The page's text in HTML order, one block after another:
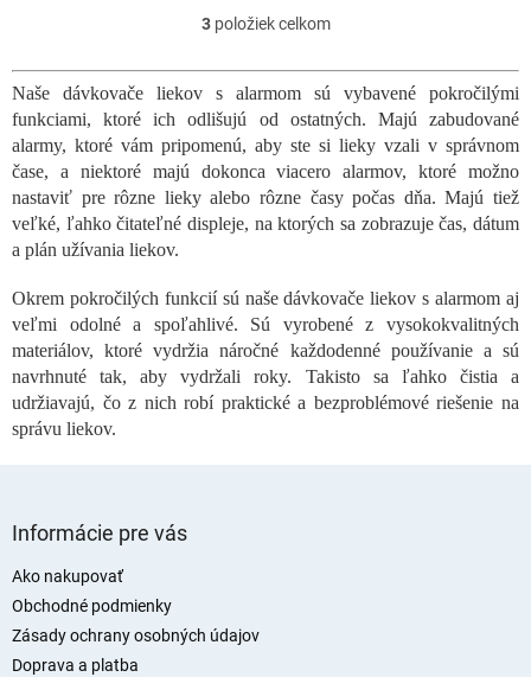
O
l
á
d
a
c
i
p
k
y
v
ý
p
i
3položiek celkom
Naše dávkovače liekov s alarmom sú vybavené pokročilými
funkciami, ktoré ich odlišujú od ostatných. Majú zabudované
alarmy, ktoré vám pripomenú, aby ste si lieky vzali v správnom
čase, a niektoré majú dokonca viacero alarmov, ktoré možno
nastaviť pre rôzne lieky alebo rôzne časy počas dňa. Majú tiež
veľké, ľahko čitateľné displeje, na ktorých sa zobrazuje čas, dátum
a plán užívania liekov.
Okrem pokročilých funkcií sú naše dávkovače liekov s alarmom aj
veľmi odolné a spoľahlivé. Sú vyrobené z vysokokvalitných
materiálov, ktoré vydržia náročné každodenné používanie a sú
navrhnuté tak, aby vydržali roky. Takisto sa ľahko čistia a
udržiavajú, čo z nich robí praktické a bezproblémové riešenie na
správu liekov.
Informácie pre vás
Ako nakupovať
Obchodné podmienky
Zásady ochrany osobných údajov
Doprava a platba